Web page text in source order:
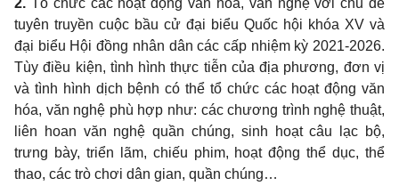
2. Tổ chức các hoạt động văn hóa, văn nghệ với chủ đề
tuyên truyền cuộc bầu cử đại biểu Quốc hội khóa XV và
đại biểu Hội đồng nhân dân các cấp nhiệm kỳ 2021-2026.
Tùy điều kiện, tình hình thực tiễn của địa phương, đơn vị
và tình hình dịch bệnh có thể tổ chức các hoạt động văn
hóa, văn nghệ phù hợp như: các chương trình nghệ thuật,
liên hoan văn nghệ quần chúng, sinh hoạt câu lạc bộ,
trưng bày, triển lãm, chiếu phim, hoạt động thể dục, thể
thao, các trò chơi dân gian, quần chúng…